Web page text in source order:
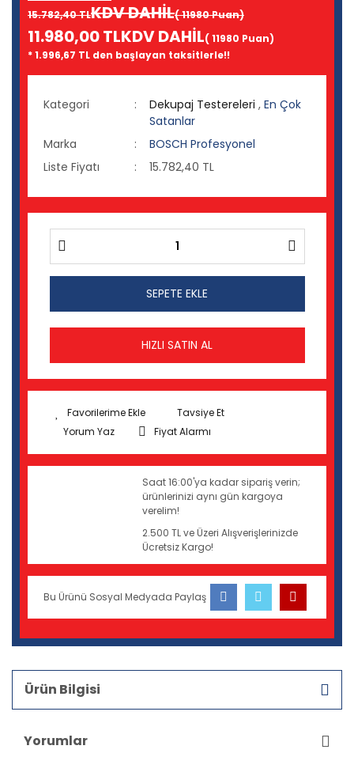
15.782,40 TLKDV DAHİL( 11980 Puan)
11.980,00 TLKDV DAHİL( 11980 Puan)
* 1.996,67 TL den başlayan taksitlerle!!
Kategori Dekupaj Testereleri , En Çok
Satanlar
Marka
BOSCH Profesyonel
Liste Fiyatı
15.782,40 TL
SEPETE EKLE
HIZLI SATIN AL
Tavsiye Et
Yorum Yaz
Fiyat Alarmı
Saat 16:00'ya kadar sipariş verin;
ürünlerinizi aynı gün kargoya
verelim!
2.500 TL ve Üzeri Alışverişlerinizde
Ücretsiz Kargo!
Bu Ürünü Sosyal Medyada Paylaş
Ürün Bilgisi
Yorumlar